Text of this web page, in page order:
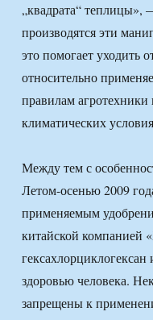
„квадрата“ теплицы»,
производятся эти
это помогает уходить
относительно
правилам
климатических
Между тем с
Летом-осенью 2009
применяемым
китайской компанией
здоровью человека.
запрещены к